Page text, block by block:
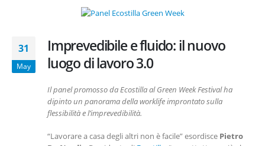
31
May
Imprevedibile e fluido: il nuovo
luogo di lavoro 3.0
Il panel promosso da Ecostilla al Green Week Festival ha
dipinto un panorama della worklife improntato sulla
flessibilità e l’imprevedibilità.
“Lavorare a casa degli altri non è facile” esordisce Pietro